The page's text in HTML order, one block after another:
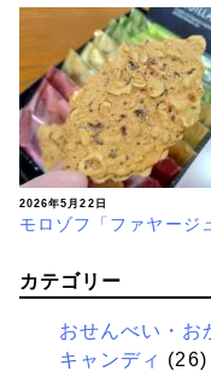
2026年5月22日
モロゾフ「ファヤージ
カテゴリー
おせんべい・お
キャンディ (26)